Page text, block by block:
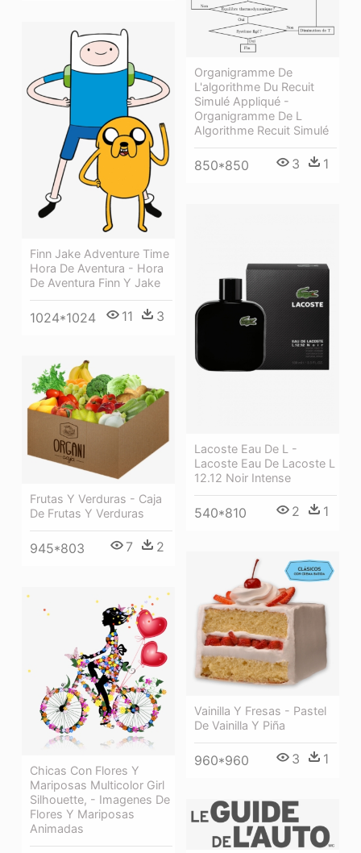
Organigramme De
L'algorithme Du Recuit
Simulé Appliqué -
Organigramme De L
Algorithme Recuit Simulé
850*850 3 1
Finn Jake Adventure Time
Hora De Aventura - Hora
De Aventura Finn Y Jake
1024*1024 11 3
Lacoste Eau De L -
Lacoste Eau De Lacoste L
12.12 Noir Intense
540*810 2 1
Frutas Y Verduras - Caja
De Frutas Y Verduras
945*803 7 2
Vainilla Y Fresas - Pastel
De Vainilla Y Piña
960*960 3 1
Chicas Con Flores Y
Mariposas Multicolor Girl
Silhouette, - Imagenes De
Flores Y Mariposas
Animadas